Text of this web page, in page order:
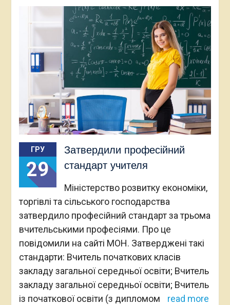
ГРУ
29
Затвердили професійний
стандарт учителя
Міністерство розвитку економіки,
торгівлі та сільського господарства
затвердило професійний стандарт за трьома
вчительськими професіями. Про це
повідомили на сайті МОН. Затверджені такі
стандарти: Вчитель початкових класів
закладу загальної середньої освіти; Вчитель
закладу загальної середньої освіти; Вчитель
із початкової освіти (з дипломом
read more